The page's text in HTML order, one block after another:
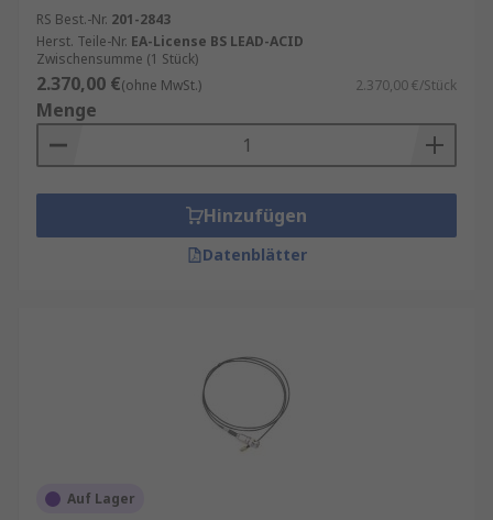
RS Best.-Nr. 201-2843
Herst. Teile-Nr. EA-License BS LEAD-ACID
Zwischensumme (1 Stück)
2.370,00 €(ohne MwSt.) 2.370,00 €/Stück
Menge
Hinzufügen
Datenblätter
Auf Lager